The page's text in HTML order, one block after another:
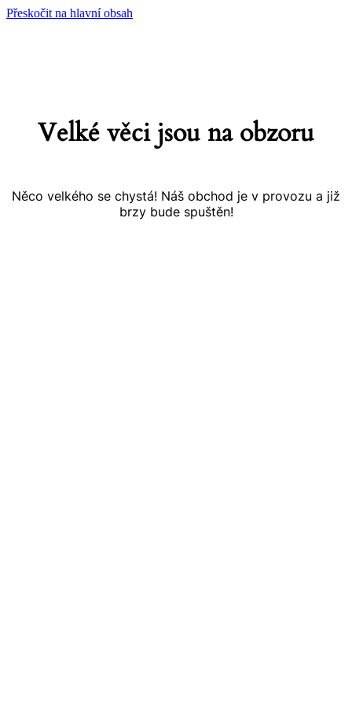
Přeskočit na hlavní obsah
Velké věci jsou na obzoru
Něco velkého se chystá! Náš obchod je v provozu a již
brzy bude spuštěn!